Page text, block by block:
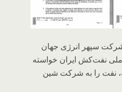
شرکت سپهر انرژی جهان
نفت‌کش ایران خواسته
نفت را به شرکت شین